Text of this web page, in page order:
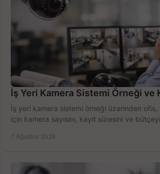
İş Yeri Kamera Sistemi Örneği ve
İş yeri kamera sistemi örneği üzerinden
için kamera sayısını, kayıt süresini ve
7 Ağustos 2026